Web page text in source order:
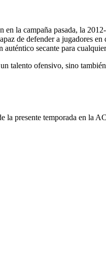
la campaña pasada, la
de defender a jugadores
secante para
talento ofensivo, sino
la presente temporada en la